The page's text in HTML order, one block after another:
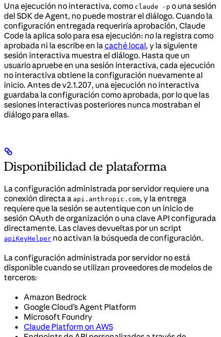
Una ejecución no interactiva, como claude -p o una sesión
del SDK de Agent, no puede mostrar el diálogo. Cuando la
configuración entregada requeriría aprobación, Claude
Code la aplica solo para esa ejecución: no la registra como
aprobada ni la escribe en la caché local, y la siguiente
sesión interactiva muestra el diálogo. Hasta que un
usuario apruebe en una sesión interactiva, cada ejecución
no interactiva obtiene la configuración nuevamente al
inicio. Antes de v2.1.207, una ejecución no interactiva
guardaba la configuración como aprobada, por lo que las
sesiones interactivas posteriores nunca mostraban el
diálogo para ellas.
Disponibilidad de plataforma
La configuración administrada por servidor requiere una
conexión directa a api.anthropic.com, y la entrega
requiere que la sesión se autentique con un inicio de
sesión OAuth de organización o una clave API configurada
directamente. Las claves devueltas por un script
apiKeyHelper no activan la búsqueda de configuración.
La configuración administrada por servidor no está
disponible cuando se utilizan proveedores de modelos de
terceros:
Amazon Bedrock
Google Cloud’s Agent Platform
Microsoft Foundry
Claude Platform on AWS